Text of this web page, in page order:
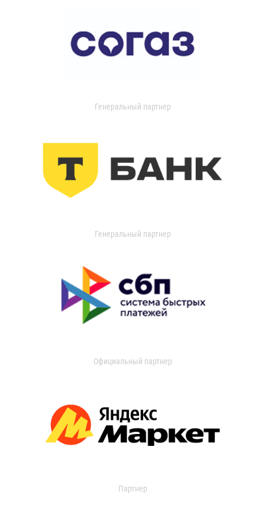
Генеральный партнер
Генеральный партнер
Официальный партнер
Партнер